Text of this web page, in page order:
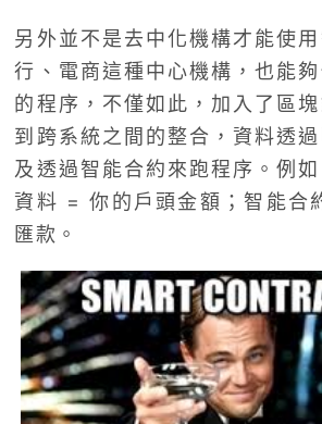
另外並不是去中化機構才能使
行、電商這種中心機構，也能
的程序，不僅如此，加入了區
到跨系統之間的整合，資料透
及透過智能合約來跑程序。例如
資料 = 你的戶頭金額；智能合
匯款。